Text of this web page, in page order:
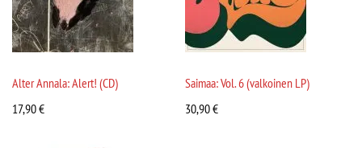
Alter Annala: Alert! (CD)
17,90€
Saimaa: Vol. 6 (valkoinen LP)
30,90€